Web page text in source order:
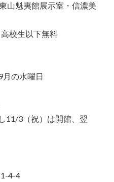
山魁夷館展示室・信濃美
校生以下無料
の水曜日
11/3（祝）は開館、翌
4-4